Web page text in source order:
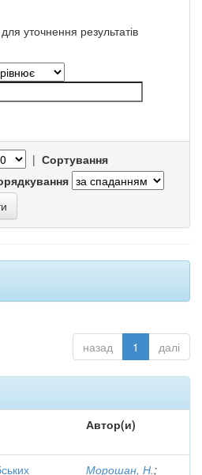
уточнення результатів
| Сортування
назад 1 далі
Автор(и)
Морошан, Н.;